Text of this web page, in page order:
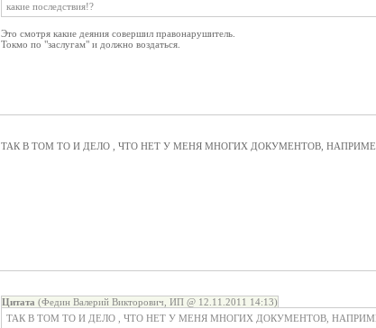
какие последствия!?
Это смотря какие деяния совершил правонарушитель.
Токмо по "заслугам" и должно воздаться.
ТАК В ТОМ ТО И ДЕЛО , ЧТО НЕТ У МЕНЯ МНОГИХ ДОКУМЕНТОВ,
Цитата (Федин Валерий Викторович, ИП @ 12.11.2011 14:13)
ТАК В ТОМ ТО И ДЕЛО , ЧТО НЕТ У МЕНЯ МНОГИХ ДОКУМЕНТОВ,